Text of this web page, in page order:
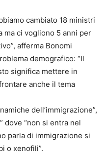
cambiato 18 ministri
ma ci vogliono 5 anni per
afferma Bonomi
demografico: “Il
significa mettere in
anche il tema
dell’immigrazione”,
dove “non si entra nel
parla di immigrazione si
o xenofili”.